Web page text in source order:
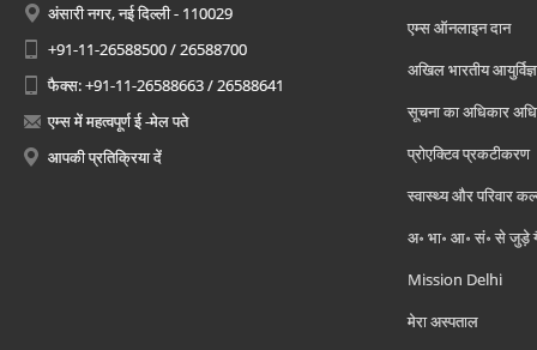
अंसारी नगर, नई दिल्ली - 110029
+91-11-26588500 / 26588700
फैक्स: +91-11-26588663 / 26588641
एम्स में महत्वपूर्ण ई -मेल पते
आपकी प्रतिक्रिया दें
एम्स ऑनलाइन दान
अखिल भारतीय
सूचना का अधिकार
प्रोएक्टिव प्रकटीकरण
स्वास्थ्य और परिवार
अ॰ भा॰ आ॰ सं॰ से जुड़े
Mission Delhi
मेरा अस्पताल